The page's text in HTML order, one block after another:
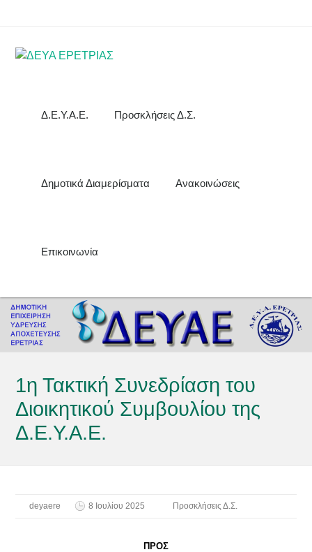
Δ.Ε.Υ.Α.Ε. Προσκλήσεις Δ.Σ.
Δημοτικά Διαμερίσματα Ανακοινώσεις
Επικοινωνία
1η Τακτική Συνεδρίαση του
Διοικητικού Συμβουλίου της
Δ.Ε.Υ.Α.Ε.
deyaere 8 Ιουλίου 2025 Προσκλήσεις Δ.Σ.
ΠΡΟΣ